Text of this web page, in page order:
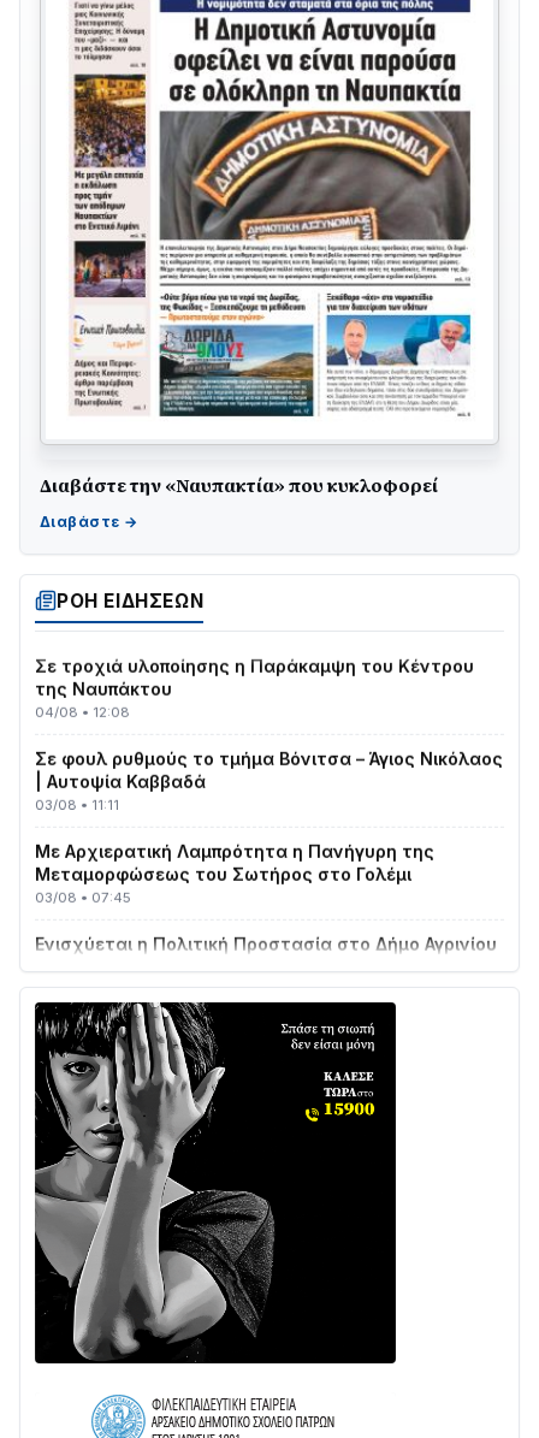
Διαβάστε την «Ναυπακτία» που κυκλοφορεί
ΡΟΗ ΕΙΔΗΣΕΩΝ
ΤΟ ΠΑΡΤΥ ΣΥΝΕΧΙΖΕΤΑΙ…
05/08 • 08:41
Στο σκοτάδι μεγάλο μέρος στο Λυγιά Ναυπάκτου
04/08 • 19:47
της Ναυπάκτου
04/08 • 12:08
| Αυτοψία Καββαδά
03/08 • 11:11
Μεταμορφώσεως του Σωτήρος στο Γολέμι
03/08 • 07:45
με δύο νέα υδροφόρα οχήματα
Διαβάστε την «Ναυπακτία» που κυκλοφορεί
31/07 • 08:16
Δωρίδα για Όλους: «Καμία εκχώρηση των νερών
στην ΕΥΔΑΠ»
28/07 • 21:46
Διαβάστε την «Ναυπακτία» που κυκλοφορεί
24/07 • 11:31
ΕΚΤΑΚΤΟ – ΝΑΥΠΑΚΤΙΑ: ΣΥΝΑΓΕΡΜΟΣ ΣΤΗΝ
ΠΥΡΟΣΒΕΣΤΙΚΗ ΓΙΑ ΦΩΤΙΑ ΣΤΟΝ ΑΓΙΟ ΗΛΙΑ ΠΡΙΝ ΤΗ
ΓΡΑΝΙΤΣΑ
24/07 • 11:03
ΤΟ ΠΑΡΤΥ ΣΥΝΕΧΙΖΕΤΑΙ…
Στο σκοτάδι μεγάλο μέρος στο Λυγιά Ναυπάκτου